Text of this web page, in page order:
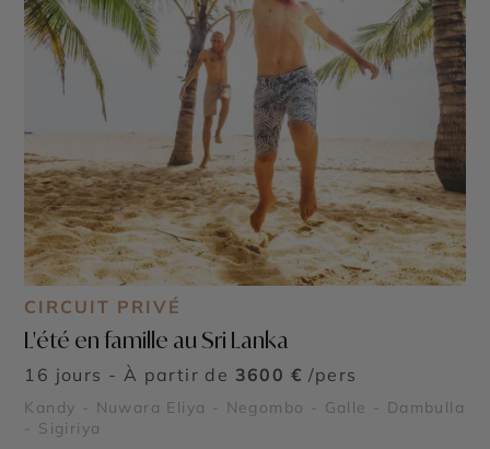
CIRCUIT PRIVÉ
L'été en famille au Sri Lanka
16 jours - À partir de 3600 € /pers
Kandy - Nuwara Eliya - Negombo - Galle - Dambulla
- Sigiriya